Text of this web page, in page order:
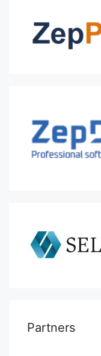
Partners